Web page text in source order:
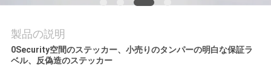
連
絡
し
製品の説明
0Security空間のステッカー、小売りのタンパーの明白な保証ラ
ベル、反偽造のステッカー